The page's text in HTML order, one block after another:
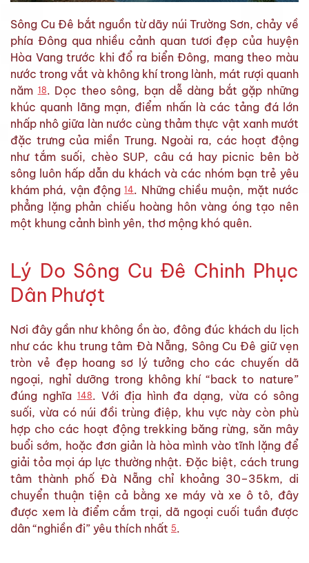
Sông Cu Đê bắt nguồn từ dãy núi Trường Sơn, chảy về
phía Đông qua nhiều cảnh quan tươi đẹp của huyện
Hòa Vang trước khi đổ ra biển Đông, mang theo màu
nước trong vắt và không khí trong lành, mát rượi quanh
năm 18. Dọc theo sông, bạn dễ dàng bắt gặp những
khúc quanh lãng mạn, điểm nhấn là các tảng đá lớn
nhấp nhô giữa làn nước cùng thảm thực vật xanh mướt
đặc trưng của miền Trung. Ngoài ra, các hoạt động
như tắm suối, chèo SUP, câu cá hay picnic bên bờ
sông luôn hấp dẫn du khách và các nhóm bạn trẻ yêu
khám phá, vận động14. Những chiều muộn, mặt nước
phẳng lặng phản chiếu hoàng hôn vàng óng tạo nên
một khung cảnh bình yên, thơ mộng khó quên.
Lý Do Sông Cu Đê Chinh Phục
Dân Phượt
Nơi đây gần như không ồn ào, đông đúc khách du lịch
như các khu trung tâm Đà Nẵng, Sông Cu Đê giữ vẹn
tròn vẻ đẹp hoang sơ lý tưởng cho các chuyến dã
ngoại, nghỉ dưỡng trong không khí “back to nature”
đúng nghĩa 148. Với địa hình đa dạng, vừa có sông
suối, vừa có núi đồi trùng điệp, khu vực này còn phù
hợp cho các hoạt động trekking băng rừng, săn mây
buổi sớm, hoặc đơn giản là hòa mình vào tĩnh lặng để
giải tỏa mọi áp lực thường nhật. Đặc biệt, cách trung
tâm thành phố Đà Nẵng chỉ khoảng 30–35km, di
chuyển thuận tiện cả bằng xe máy và xe ô tô, đây
được xem là điểm cắm trại, dã ngoại cuối tuần được
dân “nghiền đi” yêu thích nhất 5.